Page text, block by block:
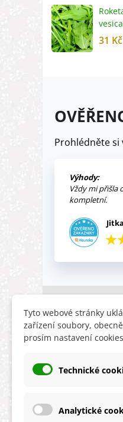
31 Kč
Prohlédněte si
Výhody:
Vždy mi přišla
kompletní.
INFORMACE
Obchodní
Ochrana
Tyto webové stránky
zařízení soubory,
prosím nastavení
Technické
Analytické